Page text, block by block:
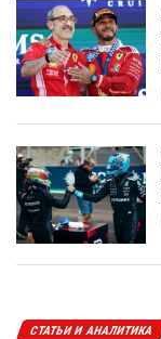
СТАТЬИ И АНАЛИТИКА